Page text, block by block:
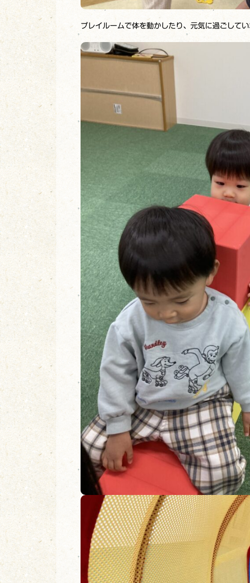
プレイルームで体を動かしたり、元気に過ごしてい